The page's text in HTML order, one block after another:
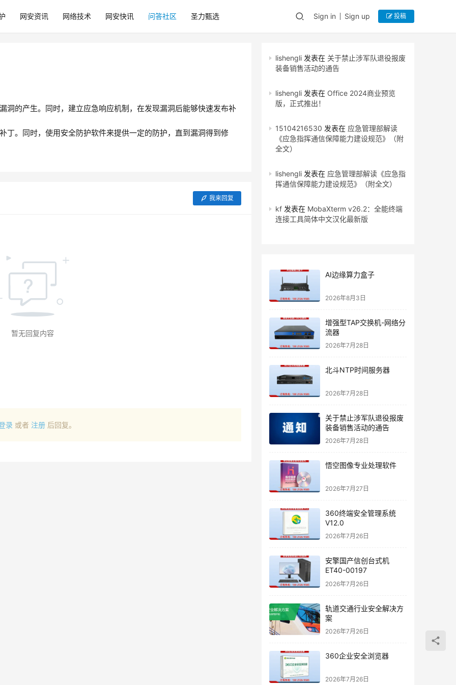
网安资讯 网络技术 网安快讯 问答社区 圣力甄选 Sign in Sign up 投稿
洞的产生。同时，建立应急响应机制，在发现漏洞后能够快速发布补
丁。同时，使用安全防护软件来提供一定的防护，直到漏洞得到修
我来回复
暂无回复内容
录 或者 注册 后回复。
lishengli 发表在 关于禁止涉军队退役报废
装备销售活动的通告
lishengli 发表在 Office 2024商业预览
版，正式推出！
15104216530 发表在 应急管理部解读
《应急指挥通信保障能力建设规范》（附
全文）
lishengli 发表在 应急管理部解读《应急指
挥通信保障能力建设规范》（附全文）
kf 发表在 MobaXterm v26.2：全能终端
连接工具简体中文汉化最新版
AI边缘算力盒子
2026年8月3日
增强型TAP交换机-网络分
流器
2026年7月28日
北斗NTP时间服务器
2026年7月28日
关于禁止涉军队退役报废
装备销售活动的通告
2026年7月28日
悟空图像专业处理软件
2026年7月27日
360终端安全管理系统
V12.0
2026年7月26日
安擎国产信创台式机
ET40-00197
2026年7月26日
轨道交通行业安全解决方
案
2026年7月26日
360企业安全浏览器
2026年7月26日